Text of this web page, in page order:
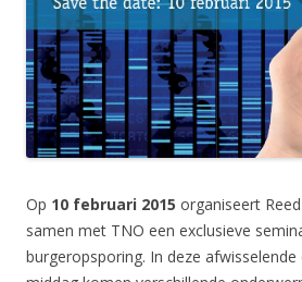
Op 10 februari 2015 organiseert
samen met TNO een exclusieve
burgeropsporing. In deze afwisselende